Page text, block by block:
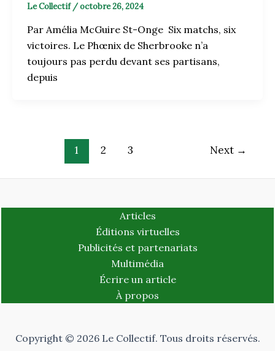
Le Collectif /octobre 26, 2024
Par Amélia McGuire St-Onge Six matchs, six
victoires. Le Phœnix de Sherbrooke n’a
toujours pas perdu devant ses partisans,
depuis
1 2 3 Next →
Articles
Éditions virtuelles
Publicités et partenariats
Multimédia
Écrire un article
À propos
Copyright © 2026 Le Collectif. Tous droits réservés.